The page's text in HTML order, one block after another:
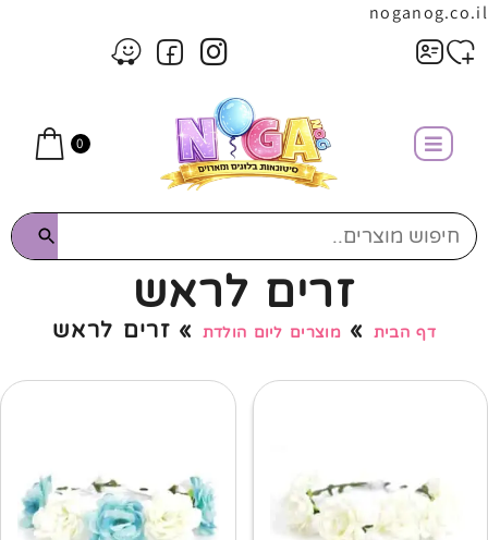
noganog.co.il
0
זרים לראש
דף הבית »מוצרים ליום הולדת »זרים לראש